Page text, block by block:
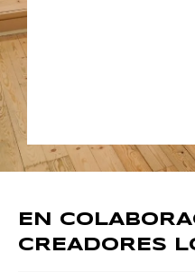
EN
CREADORES